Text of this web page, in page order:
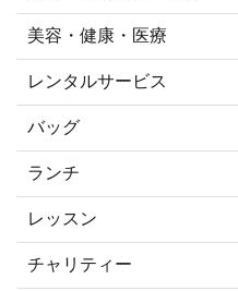
美容・健康・医療
レンタルサービス
バッグ
ランチ
レッスン
チャリティー